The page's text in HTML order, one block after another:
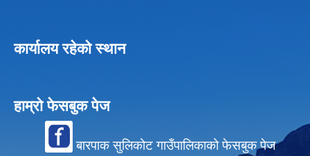
कार्यालय रहेको स्थान
हाम्रो फेसबुक पेज
बारपाक सुलिकोट गाउँपालिकाको फेसबुक पेज